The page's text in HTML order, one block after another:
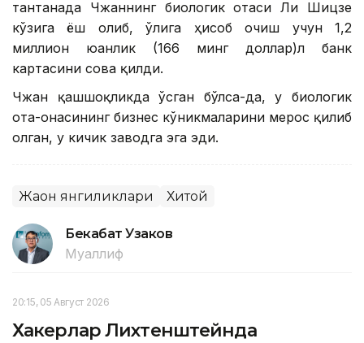
тантанада Чжаннинг биологик отаси Ли Шицзе
кўзига ёш олиб, ўғлига ҳисоб очиш учун 1,2
миллион юанлик (166 минг доллар)л банк
картасини совға қилди.
Чжан қашшоқликда ўсган бўлса-да, у биологик
ота-онасининг бизнес кўникмаларини мерос қилиб
олган, у кичик заводга эга эди.
Жаҳон янгиликлари Хитой
Бекабат Узаков
Муаллиф
20:15, 05 Август 2026
Хакерлар Лихтенштейнда